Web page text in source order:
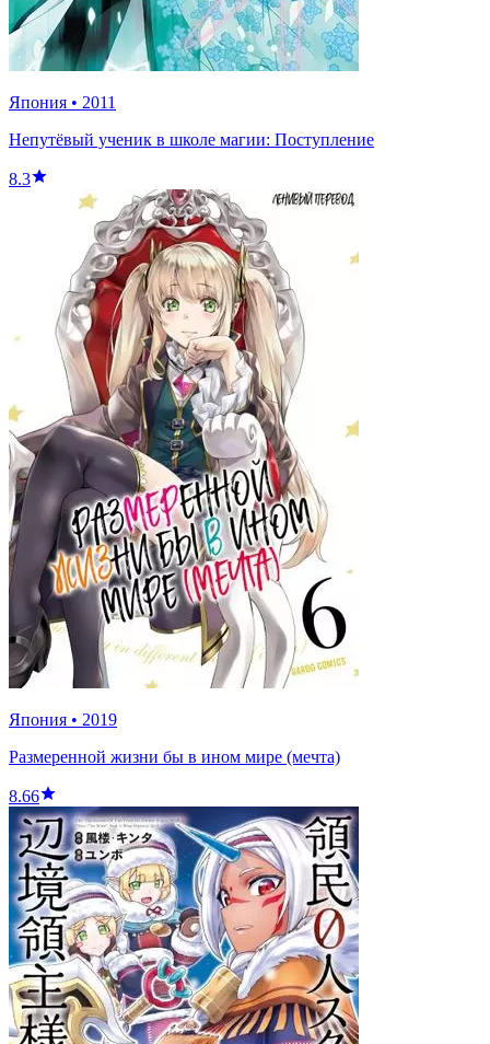
Япония • 2011
Непутёвый ученик в школе магии: Поступление
8.3
Япония • 2019
Размеренной жизни бы в ином мире (мечта)
8.66